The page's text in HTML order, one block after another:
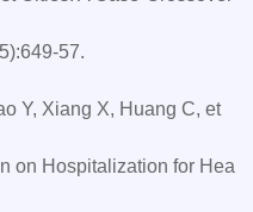
57.
Y, Xiang X, Huang C, et
on Hospitalization for Hea